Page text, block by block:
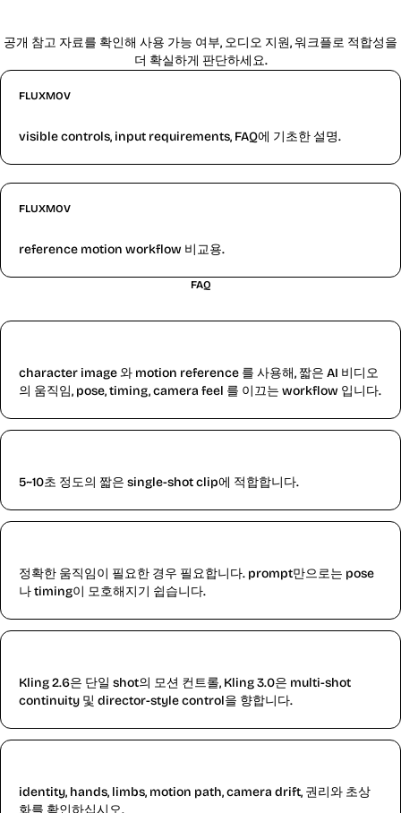
공개 참고 자료를 확인해 사용 가능 여부, 오디오 지원, 워크플로 적합성을
더 확실하게 판단하세요.
FLUXMOV
visible controls, input requirements, FAQ에 기초한 설명.
FLUXMOV
reference motion workflow 비교용.
FAQ
character image 와 motion reference 를 사용해, 짧은 AI 비디오
의 움직임, pose, timing, camera feel 를 이끄는 workflow 입니다.
5~10초 정도의 짧은 single-shot clip에 적합합니다.
정확한 움직임이 필요한 경우 필요합니다. prompt만으로는 pose
나 timing이 모호해지기 쉽습니다.
Kling 2.6은 단일 shot의 모션 컨트롤, Kling 3.0은 multi-shot
continuity 및 director-style control을 향합니다.
identity, hands, limbs, motion path, camera drift, 권리와 초상
화를 확인하십시오.